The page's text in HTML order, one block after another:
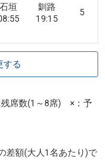
石垣
釧路
19:15
5
する
席数(1～8席) ×：予
差額(大人1名あたり)で